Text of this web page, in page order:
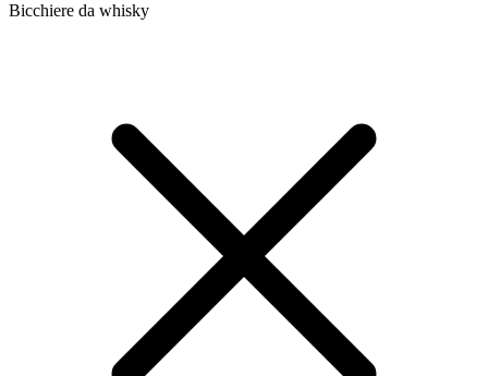
Bicchiere da whisky